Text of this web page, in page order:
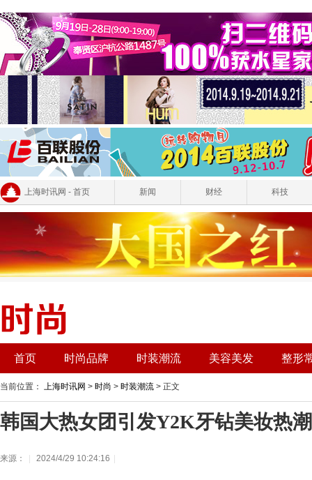
上海时讯网 - 首页 新闻 财经 科技
首页 时尚品牌 时装潮流 美容美发 整形
当前位置： 上海时讯网 > 时尚 > 时装潮流 > 正文
韩国大热女团引发Y2K牙钻美妆热潮
来源： 2024/4/29 10:24:16